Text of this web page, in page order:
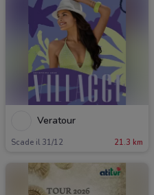
Veratour
Scade il 31/12 21.3 km